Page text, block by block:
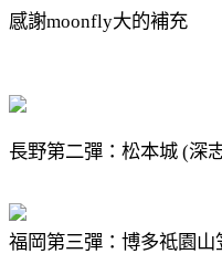
感謝moonfly大的補充
長野第二彈：松本城 (深
福岡第三彈：博多祗園山